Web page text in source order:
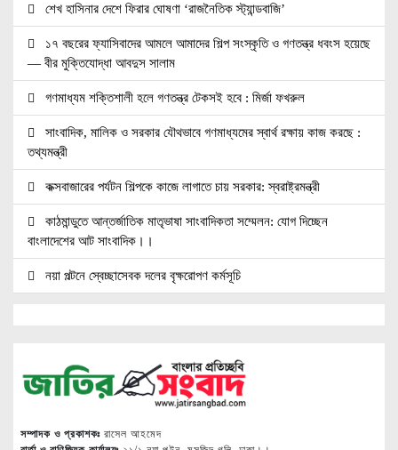
শেখ হাসিনার দেশে ফিরার ঘোষণা ‘রাজনৈতিক স্ট্যান্ডবাজি’
১৭ বছরের ফ্যাসিবাদের আমলে আমাদের শিল্প সংস্কৃতি ও গণতন্ত্র ধবংস হয়েছে
— বীর মুক্তিযোদ্ধা আবদুস সালাম
গণমাধ্যম শক্তিশালী হলে গণতন্ত্র টেকসই হবে : মির্জা ফখরুল
সাংবাদিক, মালিক ও সরকার যৌথভাবে গণমাধ্যমের স্বার্থ রক্ষায় কাজ করছে :
তথ্যমন্ত্রী
কক্সবাজারের পর্যটন শিল্পকে কাজে লাগাতে চায় সরকার: স্বরাষ্ট্রমন্ত্রী
কাঠমান্ডুতে আন্তর্জাতিক মাতৃভাষা সাংবাদিকতা সম্মেলন: যোগ দিচ্ছেন
বাংলাদেশের আট সাংবাদিক।।
নয়া পল্টনে স্বেচ্ছাসেবক দলের বৃক্ষরোপণ কর্মসূচি
বেসামরিক দায়িত্ব নেওয়ার পর প্রথম থাইল্যান্ড সফরে মিয়ানমারের প্রেসিডেন্ট
সম্পাদক ও প্রকাশকঃ রাসেল আহমেদ